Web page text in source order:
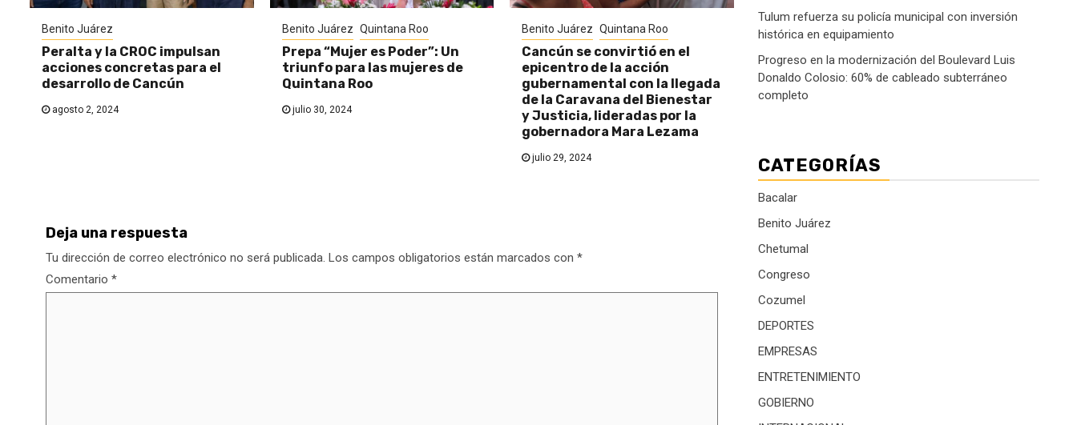
Benito Juárez
Peralta y la CROC impulsan
acciones concretas para el
desarrollo de Cancún
agosto 2, 2024
Benito Juárez Quintana Roo
Prepa “Mujer es Poder”: Un
triunfo para las mujeres de
Quintana Roo
julio 30, 2024
Benito Juárez Quintana Roo
Cancún se convirtió en el
epicentro de la acción
gubernamental con la llegada
de la Caravana del Bienestar
y Justicia, lideradas por la
gobernadora Mara Lezama
julio 29, 2024
Deja una respuesta
Tu dirección de correo electrónico no será publicada. Los campos obligatorios están marcados con *
Comentario *
Tulum refuerza su policía municipal con inversión
histórica en equipamiento
Progreso en la modernización del Boulevard Luis
Donaldo Colosio: 60% de cableado subterráneo
completo
CATEGORÍAS
Bacalar
Benito Juárez
Chetumal
Congreso
Cozumel
DEPORTES
EMPRESAS
ENTRETENIMIENTO
GOBIERNO